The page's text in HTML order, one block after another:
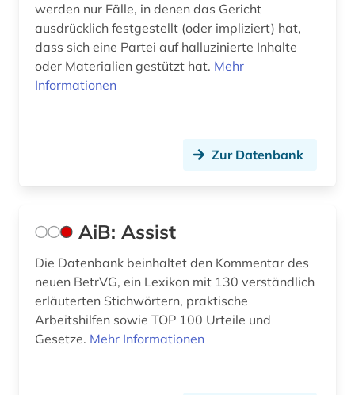
debatte (1)
demographie (1)
design (5)
deutsch (9)
deutsches recht (2)
deutsches sprachgebiet (3)
deutschland (302)
werden nur Fälle, in denen das Gericht
ausdrücklich festgestellt (oder impliziert) hat,
dass sich eine Partei auf halluzinierte Inhalte
oder Materialien gestützt hat. Mehr
Informationen
Zur Datenbank
AiB: Assist
Die Datenbank beinhaltet den Kommentar des
neuen BetrVG, ein Lexikon mit 130 verständlich
erläuterten Stichwörtern, praktische
Arbeitshilfen sowie TOP 100 Urteile und
Gesetze. Mehr Informationen